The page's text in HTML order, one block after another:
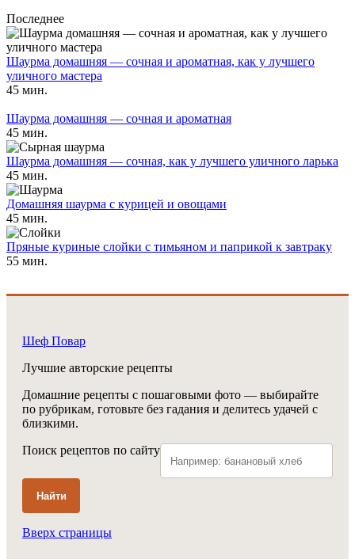
Последнее
Шаурма домашняя — сочная и ароматная, как у лучшего
уличного мастера
45 мин.
Шаурма домашняя — сочная и ароматная
45 мин.
Шаурма домашняя — сочная, как у лучшего уличного ларька
45 мин.
Домашняя шаурма с курицей и овощами
45 мин.
Пряные куриные слойки с тимьяном и паприкой к завтраку
55 мин.
Шеф Повар
Лучшие авторские рецепты
Домашние рецепты с пошаговыми фото — выбирайте
по рубрикам, готовьте без гадания и делитесь удачей с
близкими.
Поиск рецептов по сайту
Найти
Вверх страницы